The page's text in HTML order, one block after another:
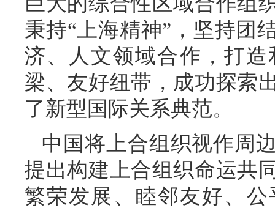
秉持“上海精神”，坚持团
济、人文领域合作，打
梁、友好纽带，成功探索
了新型国际关系典范。
中国将上合组织视作周
提出构建上合组织命运共
繁荣发展、睦邻友好、